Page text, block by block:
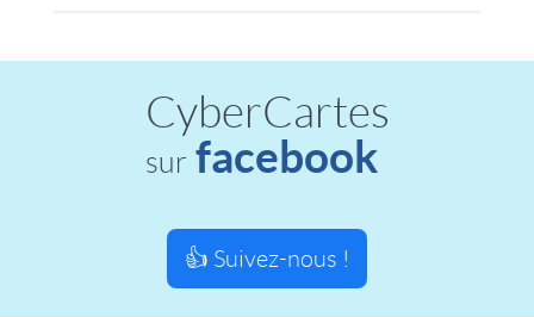
CyberCartes
sur facebook
👍 Suivez-nous !